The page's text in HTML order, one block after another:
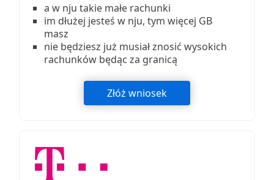
a w nju takie małe rachunki
im dłużej jesteś w nju, tym więcej GB
masz
nie będziesz już musiał znosić wysokich
rachunków będąc za granicą
Złóż wniosek